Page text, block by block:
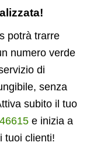
potrà trarre
numero verde
di
senza
subito il tuo
e inizia a
tuoi clienti!